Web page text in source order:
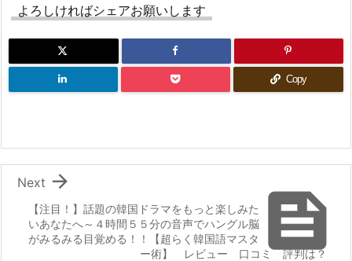
よろしければシェアお願いします
Copy

【注目！】話題の韓国ドラマをもっと楽しみた
いあなたへ～４時間５５分の音声でハングル脳
がみるみる目覚める！！【超らく韓国語マスタ
ー術】 レビュー 口コミ 評判は？

Next